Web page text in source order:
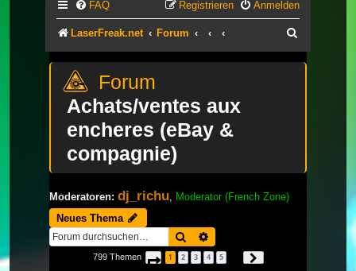
FAQ Anmelden
Registrieren
LaserFreak.net Forum
Achats/ventes aux
encheres (eBay &
compagnie)
Moderatoren: dj_richu Moderator (French Zone)
Neues Thema
Suche
799 Themen Seite 1von 27
1 2 3 4 5